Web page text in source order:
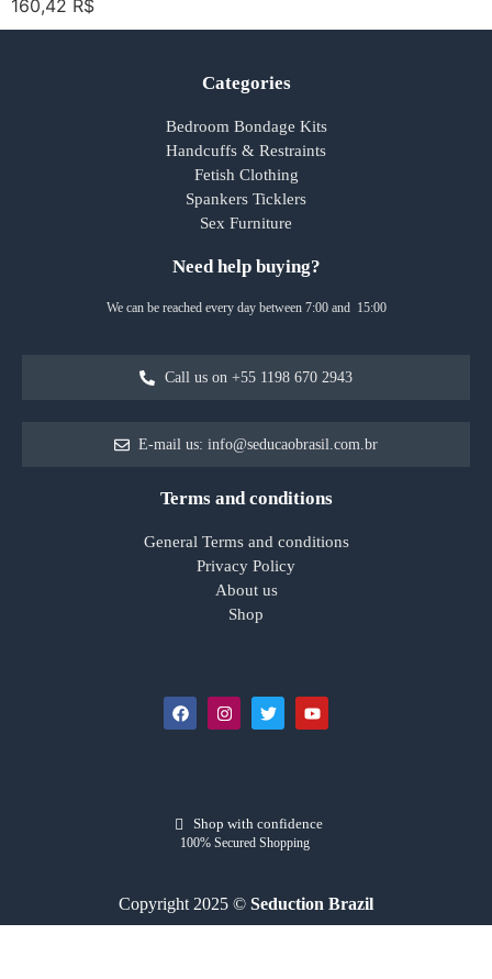
160,42 R$
Categories
Bedroom Bondage Kits
Handcuffs & Restraints
Fetish Clothing
Spankers Ticklers
Sex Furniture
Need help buying?
We can be reached every day between 7:00 and 15:00
Call us on +55 1198 670 2943
E-mail us: info@seducaobrasil.com.br
Terms and conditions
General Terms and conditions
Privacy Policy
About us
Shop
Shop with confidence
100% Secured Shopping
Copyright 2025 © Seduction Brazil